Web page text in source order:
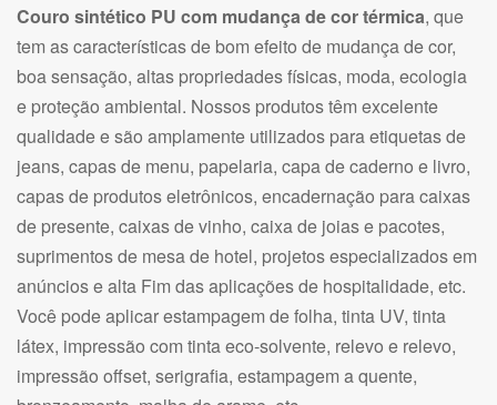
Couro sintético PU com mudança de cor térmica, que
tem as características de bom efeito de mudança de cor,
boa sensação, altas propriedades físicas, moda, ecologia
e proteção ambiental. Nossos produtos têm excelente
qualidade e são amplamente utilizados para etiquetas de
jeans, capas de menu, papelaria, capa de caderno e livro,
capas de produtos eletrônicos, encadernação para caixas
de presente, caixas de vinho, caixa de joias e pacotes,
suprimentos de mesa de hotel, projetos especializados em
anúncios e alta Fim das aplicações de hospitalidade, etc.
Você pode aplicar estampagem de folha, tinta UV, tinta
látex, impressão com tinta eco-solvente, relevo e relevo,
impressão offset, serigrafia, estampagem a quente,